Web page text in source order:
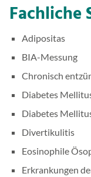
Fachliche
Adipositas
BIA-Messung
Chronisch
Diabetes
Diabetes
Divertikulitis
Eosinophile
Erkrankungen